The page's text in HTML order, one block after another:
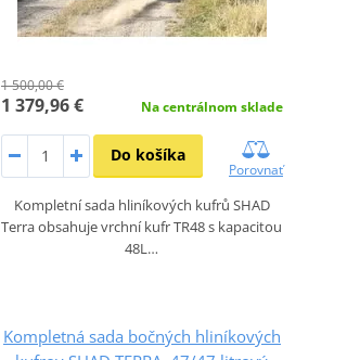
1 500,00 €
1 379,96 € Na centrálnom sklade
Do košíka
Porovnať
Kompletní sada hliníkových kufrů SHAD
Terra obsahuje vrchní kufr TR48 s kapacitou
48L…
Kompletná sada bočných hliníkových